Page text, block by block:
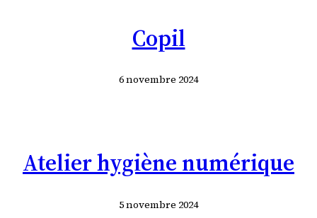
Copil
6 novembre 2024
Atelier hygiène numérique
5 novembre 2024